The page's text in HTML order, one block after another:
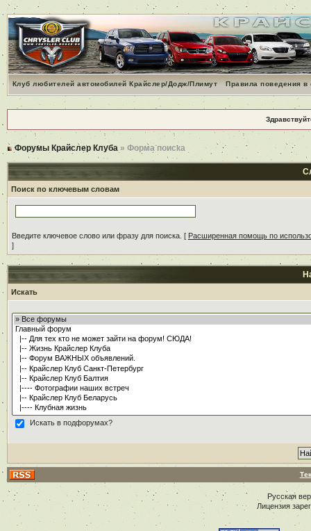
Клуб любителей автомобилей Крайслер/Додж/Плимут Правила поведения
Форумы Крайслер Клуба » Форма поиска
Поиск по ключевым словам
Введите ключевое слово или фразу для поиска. [ Расширенная помощь по
]
Искать
Искать в подфорумах?
Русская
Лицензия